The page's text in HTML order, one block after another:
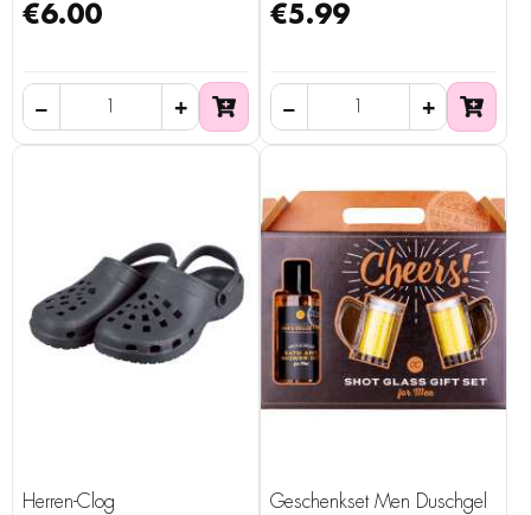
€6.00 €5.99
Herren-Clog
Geschenkset Men Duschgel